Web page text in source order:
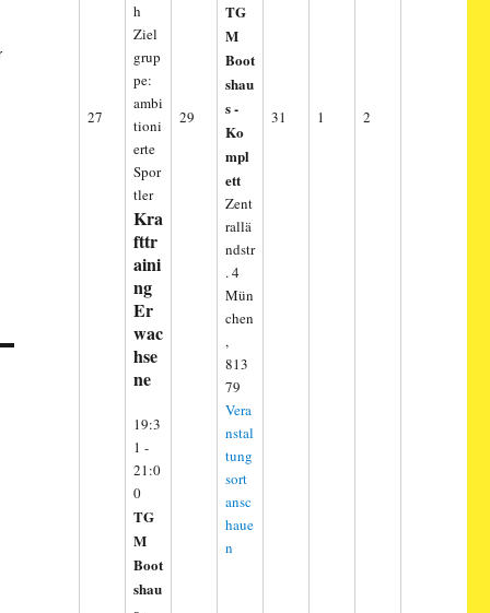
2727.
h
Ziel
grup
pe:
ambi
tioni
erte
Spor
tler
Kra
fttr
aini
ng
Er
wac
hse
ne
19:3
1 -
21:0
0
TG
M
Boot
shau
2929.
TG
M
Boot
shau
s -
Ko
mpl
ett
Zent
rallä
ndstr
. 4
Mün
chen
,
813
79
Vera
nstal
tung
sort
ansc
haue
n
31 1 22.